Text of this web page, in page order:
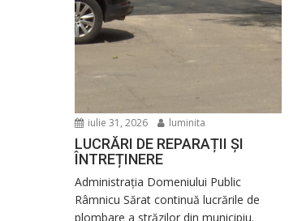
iulie 31, 2026 luminita
LUCRĂRI DE REPARAȚII ȘI
ÎNTREȚINERE
Administrația Domeniului Public
Râmnicu Sărat continuă lucrările de
plombare a străzilor din municipiu.